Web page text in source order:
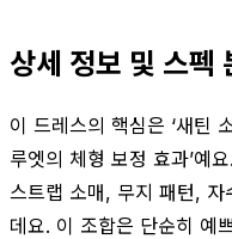
상세 정보 및 스펙
이 드레스의 핵심은 ‘새틴
루엣의 체형 보정 효과’예
스트랩 소매, 무지 패턴, 자
데요. 이 조합은 단순히 예